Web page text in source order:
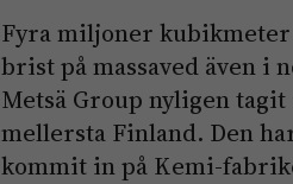
Fyra miljoner kubikmeter
brist på massaved även i
Metsä Group ­nyligen
mellersta Finland. Den
kommit in på Kemi-